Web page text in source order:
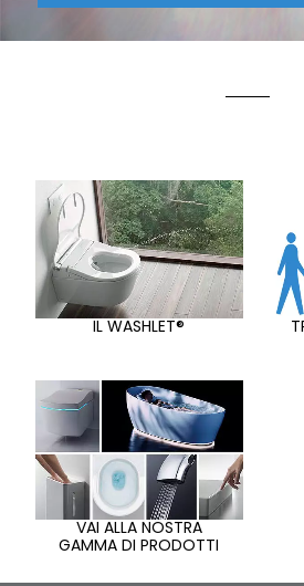
IL WASHLET®
VAI ALLA NOSTRA
GAMMA DI PRODOTTI